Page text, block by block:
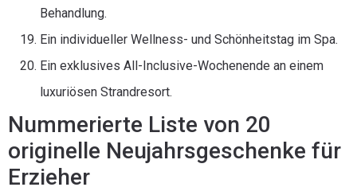
Behandlung.
Ein individueller Wellness- und Schönheitstag im Spa.
Ein exklusives All-Inclusive-Wochenende an einem
luxuriösen Strandresort.
Nummerierte Liste von 20
originelle Neujahrsgeschenke für
Erzieher